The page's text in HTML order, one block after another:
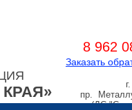
8 962
Заказать
пр.
(ДС